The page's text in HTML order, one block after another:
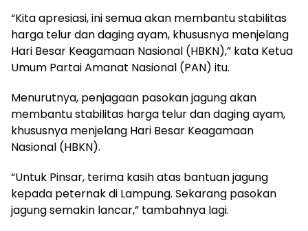
“Kita apresiasi, ini semua akan membantu stabilitas
harga telur dan daging ayam, khususnya menjelang
Hari Besar Keagamaan Nasional (HBKN),” kata Ketua
Umum Partai Amanat Nasional (PAN) itu.
Menurutnya, penjagaan pasokan jagung akan
membantu stabilitas harga telur dan daging ayam,
khususnya menjelang Hari Besar Keagamaan
Nasional (HBKN).
“Untuk Pinsar, terima kasih atas bantuan jagung
kepada peternak di Lampung. Sekarang pasokan
jagung semakin lancar,” tambahnya lagi.